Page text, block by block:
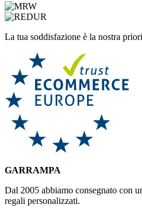
La tua soddisfazione è la nostra
GARRAMPA
Dal 2005 abbiamo consegnato con
regali personalizzati.